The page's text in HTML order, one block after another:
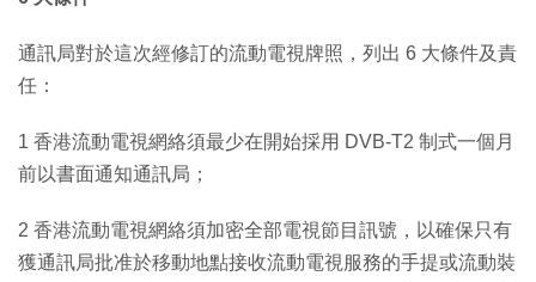
通訊局對於這次經修訂的流動電視牌照，列出 6 大條件及責
任：
1 香港流動電視網絡須最少在開始採用 DVB-T2 制式一個月
前以書面通知通訊局；
2 香港流動電視網絡須加密全部電視節目訊號，以確保只有
獲通訊局批准於移動地點接收流動電視服務的手提或流動裝